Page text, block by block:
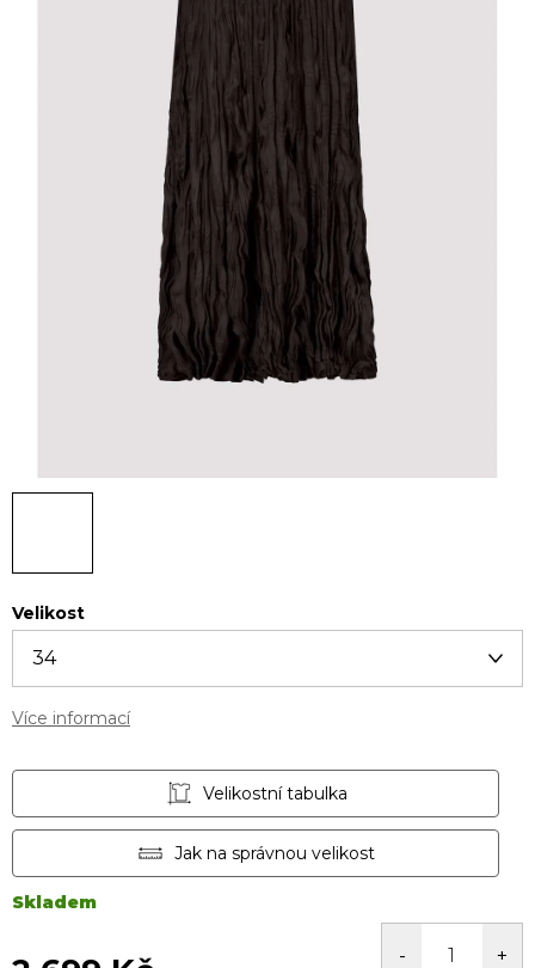
Velikost
Více informací
Velikostní tabulka
Jak na správnou velikost
Skladem